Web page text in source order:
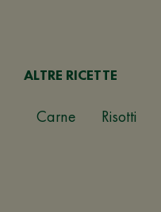
ALTRE RICETTE
Carne Risotti